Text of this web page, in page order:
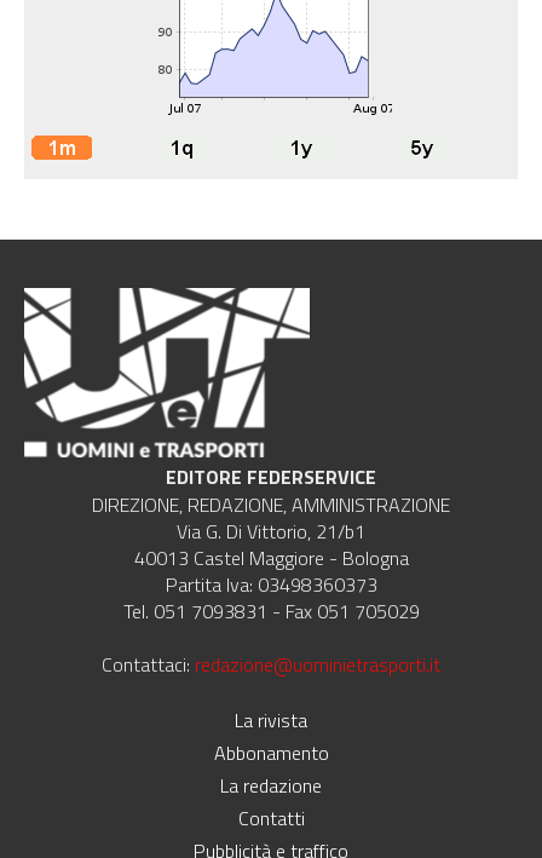
EDITORE FEDERSERVICE
DIREZIONE, REDAZIONE, AMMINISTRAZIONE
Via G. Di Vittorio, 21/b1
40013 Castel Maggiore - Bologna
Partita Iva: 03498360373
Tel. 051 7093831 - Fax 051 705029
Contattaci: redazione@uominietrasporti.it
La rivista
Abbonamento
La redazione
Contatti
Pubblicità e traffico